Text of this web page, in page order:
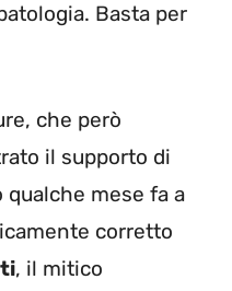
Basta per
che però
il supporto di
mese fa a
corretto
, il mitico